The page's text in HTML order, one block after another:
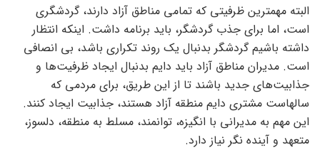
البته مهمترین ظرفیتی که تمامی مناطق آزاد دارند، گردشگری
است، اما برای جذب گردشگر، باید برنامه داشت. اینکه انتظار
داشته باشیم گردشگر بدنبال یک روند تکراری باشد، بی انصافی
است. مدیران مناطق آزاد باید دایم بدنبال ایجاد ظرفیت‌ها و
جذابیت‌های جدید باشند تا از این طریق، برای مردمی که
سالهاست مشتری دایم منطقه آزاد هستند، جذابیت ایجاد کنند.
این مهم به مدیرانی با انگیزه، توانمند، مسلط به منطقه، دلسوز،
متعهد و آینده نگر نیاز دارد.